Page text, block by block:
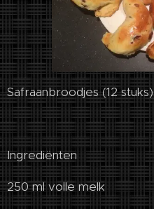
Safraanbroodjes (12 stuks)
Ingrediënten
250 ml volle melk